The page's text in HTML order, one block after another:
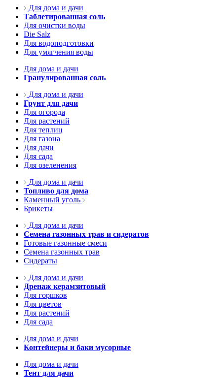
Для дома и дачи
Таблетированная соль
Для очистки воды
Die Salz
Для водоподготовки
Для умягчения воды
Для дома и дачи
Гранулированная соль
Для дома и дачи
Грунт для дачи
Для огорода
Для растений
Для теплиц
Для газона
Для дачи
Для сада
Для озеленения
Для дома и дачи
Топливо для дома
Каменный уголь
Брикеты
Для дома и дачи
Семена газонных трав и сидератов
Готовые газонные смеси
Семена газонных трав
Сидераты
Для дома и дачи
Дренаж керамзитовый
Для горшков
Для цветов
Для растений
Для сада
Для дома и дачи
Контейнеры и баки мусорные
Для дома и дачи
Тент для дачи